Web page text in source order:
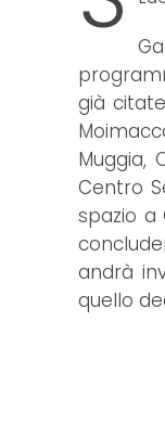
già
Muggia,
Centro
spazio a
andrà
quello